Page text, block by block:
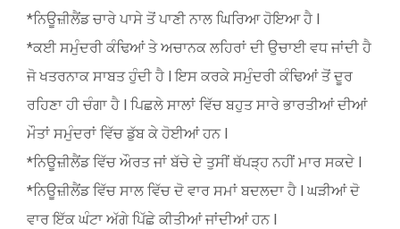
*ਨਿਊਜ਼ੀਲੈਂਡ ਚਾਰੇ ਪਾਸੇ ਤੋਂ ਪਾਣੀ ਨਾਲ ਘਿਰਿਆ ਹੋਇਆ ਹੈ l
*ਕਈ ਸਮੁੰਦਰੀ ਕੰਢਿਆਂ ਤੇ ਅਚਾਨਕ ਲਹਿਰਾਂ ਦੀ ਉਚਾਈ ਵਧ ਜਾਂਦੀ ਹੈ
ਜੋ ਖਤਰਨਾਕ ਸਾਬਤ ਹੁੰਦੀ ਹੈ l ਇਸ ਕਰਕੇ ਸਮੁੰਦਰੀ ਕੰਢਿਆਂ ਤੋਂ ਦੂਰ
ਰਹਿਣਾ ਹੀ ਚੰਗਾ ਹੈ l ਪਿਛਲੇ ਸਾਲਾਂ ਵਿੱਚ ਬਹੁਤ ਸਾਰੇ ਭਾਰਤੀਆਂ ਦੀਆਂ
ਮੌਤਾਂ ਸਮੁੰਦਰਾਂ ਵਿੱਚ ਡੁੱਬ ਕੇ ਹੋਈਆਂ ਹਨ l
*ਨਿਊਜ਼ੀਲੈਂਡ ਵਿੱਚ ਔਰਤ ਜਾਂ ਬੱਚੇ ਦੇ ਤੁਸੀਂ ਥੱਪੜ੍ਹ ਨਹੀਂ ਮਾਰ ਸਕਦੇ l
*ਨਿਊਜ਼ੀਲੈਂਡ ਵਿੱਚ ਸਾਲ ਵਿੱਚ ਦੋ ਵਾਰ ਸਮਾਂ ਬਦਲਦਾ ਹੈ l ਘੜੀਆਂ ਦੋ
ਵਾਰ ਇੱਕ ਘੰਟਾ ਅੱਗੇ ਪਿੱਛੇ ਕੀਤੀਆਂ ਜਾਂਦੀਆਂ ਹਨ l